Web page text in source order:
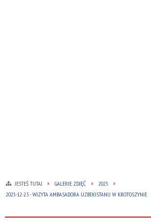
JESTEŚ TUTAJ GALERIE ZDJĘĆ
2025
2025-12-23 - WIZYTA AMBASADORA UZBEKISTANU W KROTOSZYNIE